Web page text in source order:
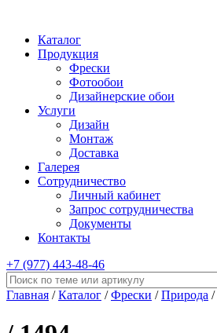
Каталог
Продукция
Фрески
Фотообои
Дизайнерские обои
Услуги
Дизайн
Монтаж
Доставка
Галерея
Сотрудничество
Личный кабинет
Запрос сотрудничества
Документы
Контакты
+7 (977) 443-48-46
Главная /Каталог /Фрески /Природа /